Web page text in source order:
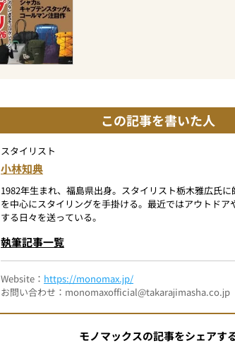
この記事を書いた人
スタイリスト
小林知典
1982年生まれ、福島県出身。スタイリスト栃木雅広氏
を中心にスタイリングを手掛ける。最近ではアウトド
する日々を送っている。
執筆記事一覧
Website： https://monomax.jp/
お問い合わせ：monomaxofficial@takarajimasha.co.jp
モノマックスの記事をシェアす